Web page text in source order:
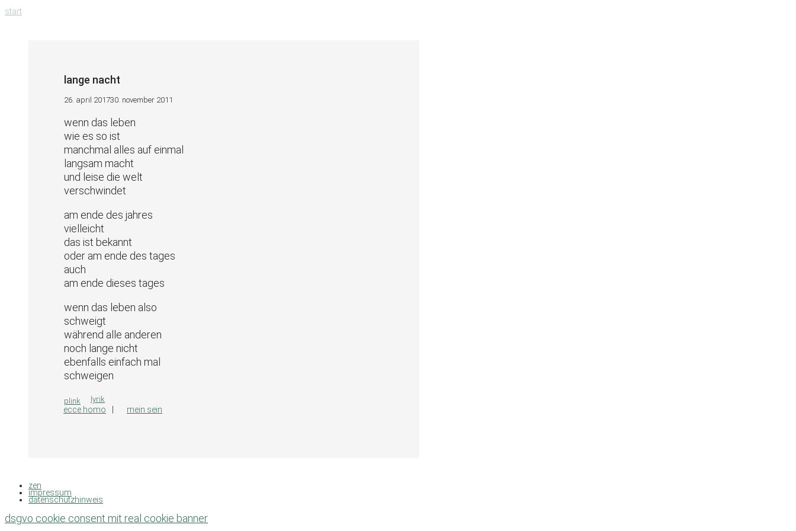
zum
start
lange nacht
26. april 201730. november 2011
wenn das leben
wie es so ist
manchmal alles auf einmal
langsam macht
und leise die welt
verschwindet
am ende des jahres
vielleicht
das ist bekannt
oder am ende des tages
auch
am ende dieses tages
wenn das leben also
schweigt
während alle anderen
noch lange nicht
ebenfalls einfach mal
schweigen
plink kategorien
lyrik
ecce homo mein sein
zen
impressum
datenschutzhinweis
dsgvo cookie consent mit real cookie banner